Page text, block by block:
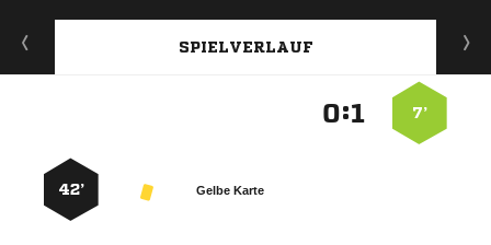
SPIELVERLAUF
7’
:
Gelbe Karte
42’